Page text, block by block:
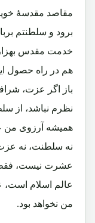
مقاصد مقدسۀ
برود و سلطنتم
خدمت مقدس
هم در راه حصول
باز اگر عزت،
نظرم نباشد، از
همیشه آرزوی من
نه سلطنت، نه
عشرت نیست،
عالم اسلام
من نخواهد بود.